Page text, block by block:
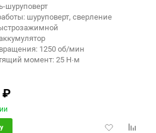
шуруповерт
шуруповерт, сверление
1250 об/мин
момент: 25 Н·м
₽
Добавить